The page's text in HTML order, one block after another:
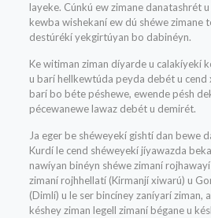
layeke. Cúnkú ew zimane danatashrét
kewba wishekaní ew dú shéwe zimane
destúrékí yekgirtúyan bo dabinéyn.
Ke witiman ziman díyarde u calakíyekí
u barí hellkewtúda peyda debét u
barí bo béte péshewe, ewende pésh
pécewanewe lawaz debét u demirét.
Ja eger be shéweyekí gishtí dan bewe
Kurdí le cend shéweyekí jíyawazda
nawíyan binéyn shéwe zimaní
zimaní rojhhellatí (Kirmanjí xiwarú) u
(Dimlí) u le ser bincíney zaníyarí ziman,
késhey ziman legell zimaní bégane u